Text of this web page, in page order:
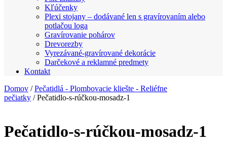
Kľúčenky
Plexi stojany – dodávané len s gravírovaním alebo
potlačou loga
Gravírovanie pohárov
Drevorezby
Vyrezávané-gravírované dekorácie
Darčekové a reklamné predmety
Kontakt
Domov /Pečatidlá - Plombovacie kliešte - Reliéfne
pečiatky / Pečatidlo-s-rúčkou-mosadz-1
Pečatidlo-s-rúčkou-mosadz-1